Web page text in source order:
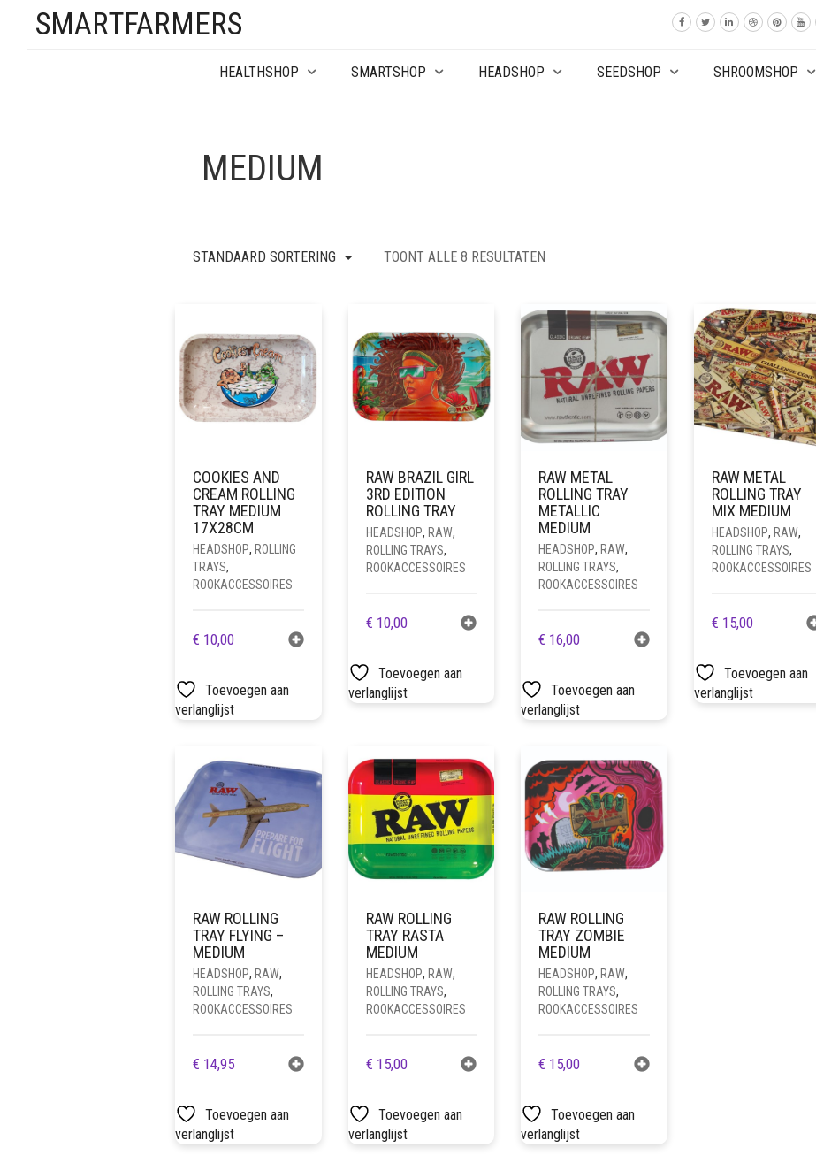
SMARTFARMERS
HEALTHSHOP SMARTSHOP HEADSHOP SEEDSHOP SHROOMSHOP
MEDIUM
STANDAARD SORTERING TOONT ALLE 8 RESULTATEN
COOKIES AND
CREAM ROLLING
TRAY MEDIUM
17X28CM
HEADSHOP, ROLLING
TRAYS,
ROOKACCESSOIRES
€ 10,00
Toevoegen aan
verlanglijst
RAW BRAZIL GIRL
3RD EDITION
ROLLING TRAY
HEADSHOP, RAW,
ROLLING TRAYS,
ROOKACCESSOIRES
€ 10,00
Toevoegen aan
verlanglijst
RAW METAL
ROLLING TRAY
METALLIC
MEDIUM
HEADSHOP,RAW,
ROLLING TRAYS,
ROOKACCESSOIRES
€ 16,00
Toevoegen aan
verlanglijst
RAW METAL
ROLLING TRAY
MIX MEDIUM
HEADSHOP, RAW,
ROLLING TRAYS,
ROOKACCESSOIRES
€ 15,00
Toevoegen aan
verlanglijst
RAW ROLLING
TRAY FLYING –
MEDIUM
HEADSHOP, RAW,
ROLLING TRAYS,
ROOKACCESSOIRES
€ 14,95
Toevoegen aan
verlanglijst
RAW ROLLING
TRAY RASTA
MEDIUM
HEADSHOP, RAW,
ROLLING TRAYS,
ROOKACCESSOIRES
€ 15,00
Toevoegen aan
verlanglijst
RAW ROLLING
TRAY ZOMBIE
MEDIUM
HEADSHOP, RAW,
ROLLING TRAYS,
ROOKACCESSOIRES
€ 15,00
Toevoegen aan
verlanglijst